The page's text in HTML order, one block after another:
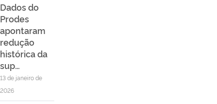
Dados do
Prodes
apontaram
redução
histórica da
sup…
13 de janeiro de
2026